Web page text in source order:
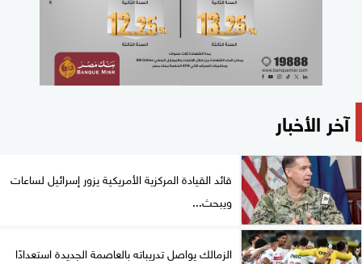
آخر الأخبار
قائد القيادة المركزية الأمريكية يزور إسرائيل لساعات
ويبحث...
الزمالك يواصل تدريباته بالعاصمة الجديدة استعدادًا